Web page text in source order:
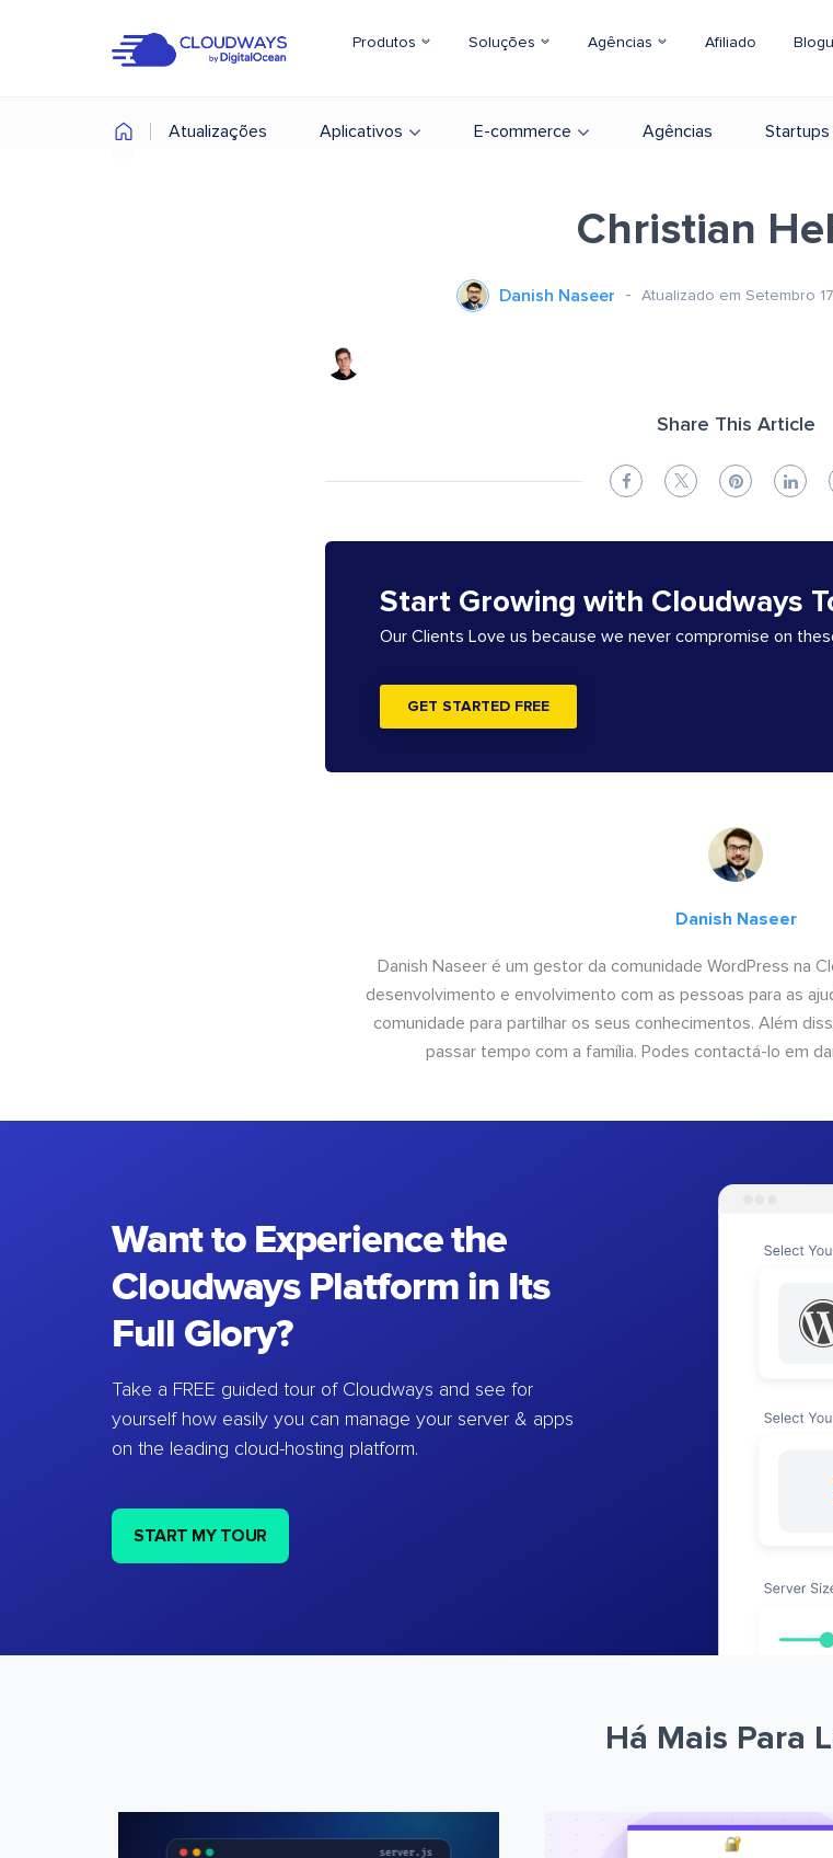
Produtos Soluções Agências Afiliado
Atualizações Aplicativos E-commerce Agências Startups
Christian
Danish Naseer Atualizado em Setembro
Share This Article
Start Growing with Cloudways
Our Clients Love us because we never compromise on
GET STARTED FREE
Danish Naseer
Danish Naseer é um gestor da comunidade WordPress na
desenvolvimento e envolvimento com as pessoas para as
comunidade para partilhar os seus conhecimentos. Além
passar tempo com a família. Podes contactá-lo em
Want to Experience the
Cloudways Platform in Its
Full Glory?
Take a FREE guided tour of Cloudways and see for
yourself how easily you can manage your server & apps
on the leading cloud-hosting platform.
START MY TOUR
Há Mais Para